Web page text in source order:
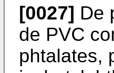
[0027] De
de PVC
phtalates,